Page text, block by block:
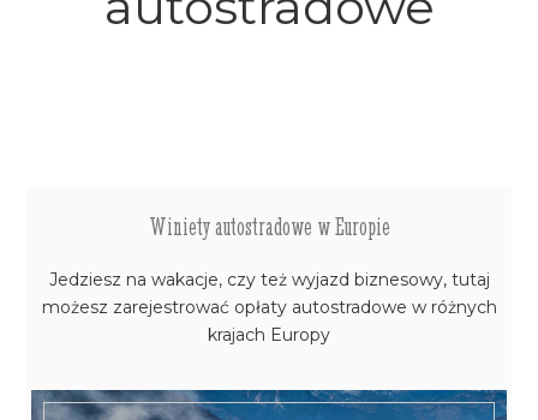
Winiety autostradowe w Europie
Jedziesz na wakacje, czy też wyjazd biznesowy, tutaj
możesz zarejestrować opłaty autostradowe w różnych
krajach Europy